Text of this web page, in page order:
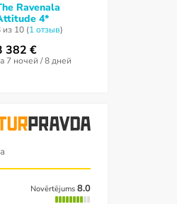
Ravenala
4*
из 10 (1 отзыв)
382 €
7 ночей / 8 дней
Novērtējums
8.0